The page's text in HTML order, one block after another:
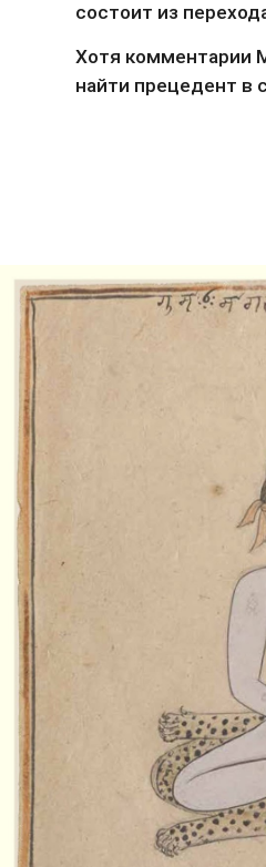
состоит из
Хотя комментарии
найти прецедент в